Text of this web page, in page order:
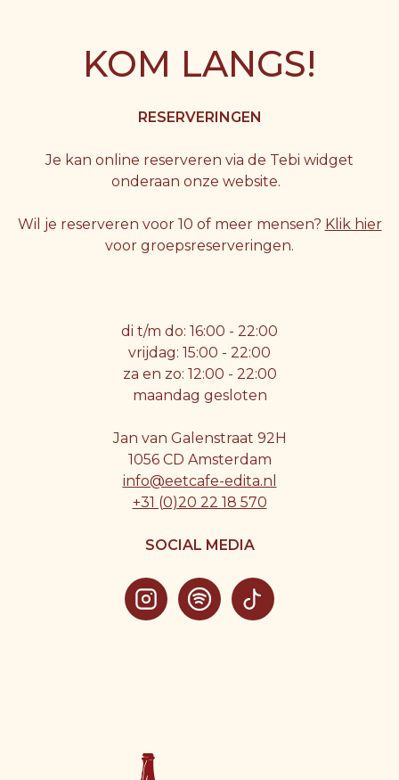
KOM LANGS!
RESERVERINGEN
Je kan online reserveren via de Tebi widget
onderaan onze website.
Wil je reserveren voor 10 of meer mensen? Klik hier
voor groepsreserveringen.
di t/m do: 16:00 - 22:00
vrijdag: 15:00 - 22:00
za en zo: 12:00 - 22:00
maandag gesloten
Jan van Galenstraat 92H
1056 CD Amsterdam
info@eetcafe-edita.nl
+31 (0)20 22 18 570
SOCIAL MEDIA